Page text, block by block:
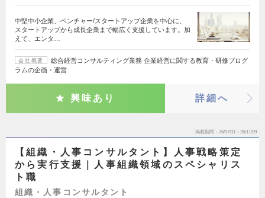
中堅中小企業、ベンチャー/スタートアップ企業を中心に、
スタートアップから成長企業まで幅広く支援しています。加
えて、エンタ…
会社概要
総合経営コンサルティング業務 企業経営に関する教育・研修プログ
ラムの企画・運営
興味あり 詳細へ
掲載期間 26/07/31～26/11/09
【組織・人事コンサルタント】人事戦略策定
から実行支援｜人事組織領域のスペシャリス
ト職
組織・人事コンサルタント